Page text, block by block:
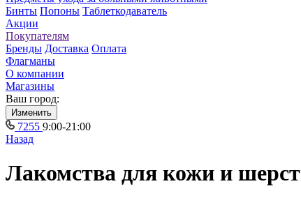
Бинты Попоны Таблеткодаватель
Акции
Покупателям
Бренды Доставка Оплата
Флагманы
О компании
Магазины
Ваш город:
Изменить
7255 9:00-21:00
Назад
Лакомства для кожи и